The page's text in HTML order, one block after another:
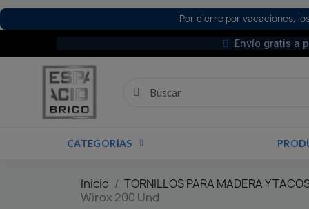
Por cierre por vacaciones,
Envío gratis a
CATEGORÍAS
Inicio
TORNILLOS PARA MADERA Y
Wirox 200 Und